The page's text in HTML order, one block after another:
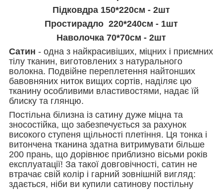
Підковдра 150*220см - 2шт
Простирадло 220*240см - 1шт
Наволочка 70*70см - 2шт
Сатин - одна з найкрасивіших, міцних і приємних
тілу тканин, виготовлених з натурального
волокна. Подвійне переплетення найтонших
бавовняних ниток вищих сортів, наділяє цю
тканину особливими властивостями, надає їй
блиску та глянцю.
Постільна білизна із сатину дуже міцна та
зносостійка, що забезпечується за рахунок
високого ступеня щільності плетіння. Ця тонка і
витончена тканина здатна витримувати більше
200 прань, що дорівнює приблизно вісьми років
експлуатації! За такої довговічності, сатин не
втрачає свій колір і гарний зовнішній вигляд:
здається, ніби ви купили сатинову постільну